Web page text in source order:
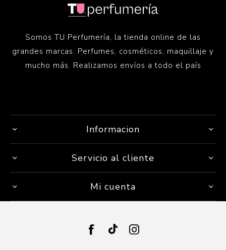
Somos TU Perfumería, la tienda online de las
grandes marcas. Perfumes, cosméticos, maquillaje y
mucho más. Realizamos envíos a todo el país
Informacion
Servicio al cliente
Mi cuenta